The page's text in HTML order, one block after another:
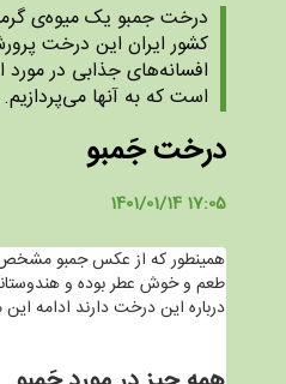
درخت جمبو یک میوه‌ی
کشور ایران این درخت
افسانه‌های جذابی در
است که به آنها می‌پردازیم.
درخت جَمبو
1401/01/14 17:05
همینطور که از عکس جمبو
طعم و خوش عطر بوده و
درباره این درخت دارند ادامه